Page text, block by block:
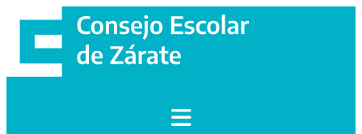
contenido